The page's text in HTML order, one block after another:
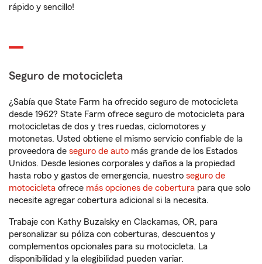
rápido y sencillo!
Seguro de motocicleta
¿Sabía que State Farm ha ofrecido seguro de motocicleta
desde 1962? State Farm ofrece seguro de motocicleta para
motocicletas de dos y tres ruedas, ciclomotores y
motonetas. Usted obtiene el mismo servicio confiable de la
proveedora de seguro de auto más grande de los Estados
Unidos. Desde lesiones corporales y daños a la propiedad
hasta robo y gastos de emergencia, nuestro seguro de
motocicleta ofrece más opciones de cobertura para que solo
necesite agregar cobertura adicional si la necesita.
Trabaje con Kathy Buzalsky en Clackamas, OR, para
personalizar su póliza con coberturas, descuentos y
complementos opcionales para su motocicleta. La
disponibilidad y la elegibilidad pueden variar.